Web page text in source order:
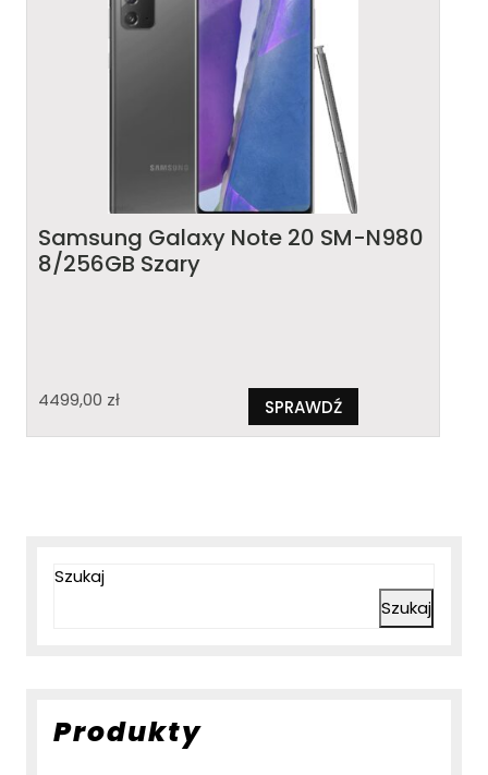
Samsung Galaxy Note 20 SM-N980
8/256GB Szary
4499,00 zł SPRAWDŹ
Szukaj
Szukaj
Produkty